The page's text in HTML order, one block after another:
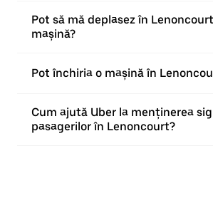
Pot să mă deplasez în
mașină?
Pot închiria o mașină în
Cum ajută Uber la menținerea
pasagerilor în Lenoncourt?